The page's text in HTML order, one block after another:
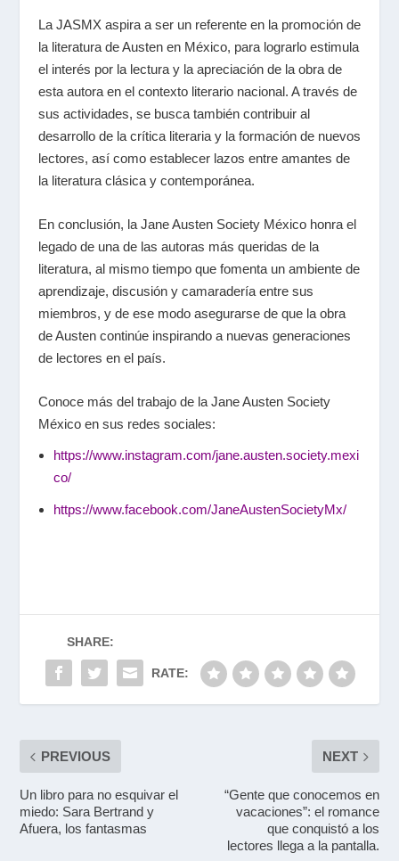
La JASMX aspira a ser un referente en la promoción de
la literatura de Austen en México, para lograrlo estimula
el interés por la lectura y la apreciación de la obra de
esta autora en el contexto literario nacional. A través de
sus actividades, se busca también contribuir al
desarrollo de la crítica literaria y la formación de nuevos
lectores, así como establecer lazos entre amantes de
la literatura clásica y contemporánea.
En conclusión, la Jane Austen Society México honra el
legado de una de las autoras más queridas de la
literatura, al mismo tiempo que fomenta un ambiente de
aprendizaje, discusión y camaradería entre sus
miembros, y de ese modo asegurarse de que la obra
de Austen continúe inspirando a nuevas generaciones
de lectores en el país.
Conoce más del trabajo de la Jane Austen Society
México en sus redes sociales:
https://www.instagram.com/jane.austen.society.mexi
co/
https://www.facebook.com/JaneAustenSocietyMx/
SHARE:
RATE:
PREVIOUS
Un libro para no esquivar el
miedo: Sara Bertrand y
Afuera, los fantasmas
NEXT
“Gente que conocemos en
vacaciones”: el romance
que conquistó a los
lectores llega a la pantalla.